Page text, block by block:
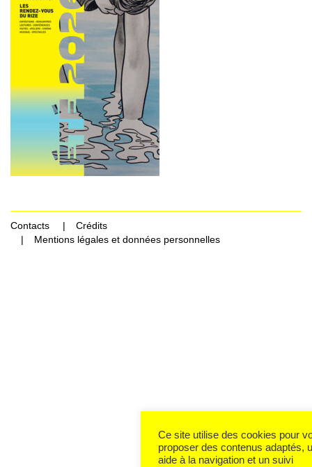
Contacts
Crédits
Mentions légales et données personnelles
Ce site utilise des cookies pour
proposer des contenus adaptés,
aide à la navigation et un suivi